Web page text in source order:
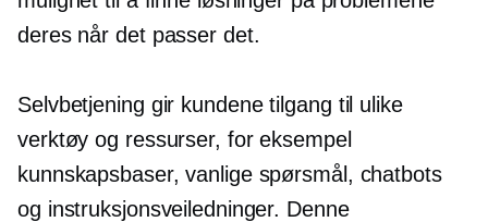
deres når det passer det.
Selvbetjening gir kundene tilgang til ulike
verktøy og ressurser, for eksempel
kunnskapsbaser, vanlige spørsmål, chatbots
og instruksjonsveiledninger. Denne